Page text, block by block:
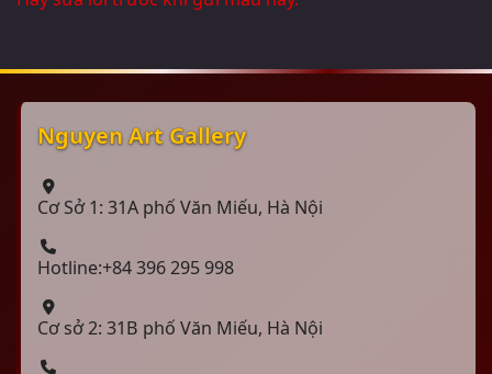
Nguyen Art Gallery
Cơ Sở 1: 31A phố Văn Miếu, Hà Nội
Hotline:+84 396 295 998
Cơ sở 2: 31B phố Văn Miếu, Hà Nội